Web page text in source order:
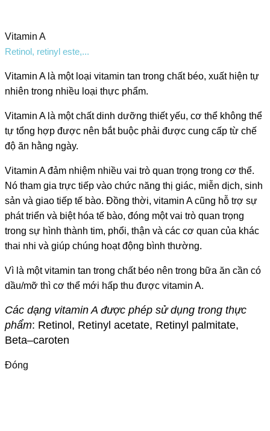
Vitamin A
Retinol, retinyl este,...
Vitamin A là một loại vitamin tan trong chất béo, xuất hiện tự
nhiên trong nhiều loại thực phẩm.
Vitamin A là một chất dinh dưỡng thiết yếu, cơ thể không thể
tự tổng hợp được nên bắt buộc phải được cung cấp từ chế
độ ăn hằng ngày.
Vitamin A đảm nhiệm nhiều vai trò quan trọng trong cơ thể.
Nó tham gia trực tiếp vào chức năng thị giác, miễn dịch, sinh
sản và giao tiếp tế bào. Đồng thời, vitamin A cũng hỗ trợ sự
phát triển và biệt hóa tế bào, đóng một vai trò quan trọng
trong sự hình thành tim, phổi, thận và các cơ quan của khác
thai nhi và giúp chúng hoạt động bình thường.
Vì là một vitamin tan trong chất béo nên trong bữa ăn cần có
dầu/mỡ thì cơ thể mới hấp thu được vitamin A.
Các dạng vitamin A được phép sử dụng trong thực
phẩm: Retinol, Retinyl acetate, Retinyl palmitate,
Beta–caroten
Đóng